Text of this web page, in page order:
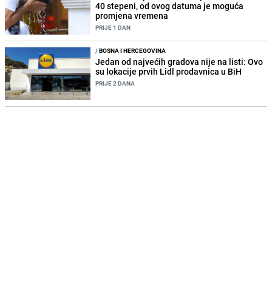
40 stepeni, od ovog datuma je moguća
promjena vremena
PRIJE 1 DAN
/BOSNA I HERCEGOVINA
Jedan od najvećih gradova nije na listi: Ovo
su lokacije prvih Lidl prodavnica u BiH
PRIJE 2 DANA